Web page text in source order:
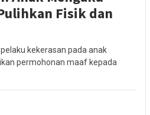
Fisik dan
kekerasan pada anak
permohonan maaf kepada